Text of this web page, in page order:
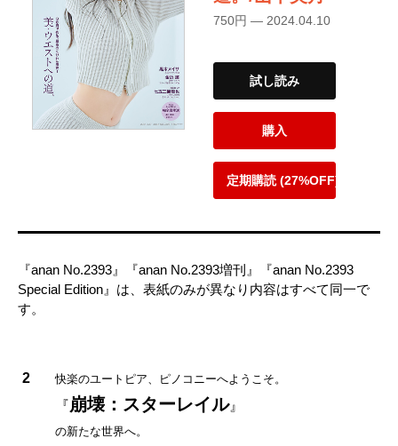
750円 — 2024.04.10
試し読み
購入
定期購読 (27%OFF)
『anan No.2393』『anan No.2393増刊』『anan No.2393
Special Edition』は、表紙のみが異なり内容はすべて同一で
す。
2 快楽のユートピア、ピノコニーへようこそ。
『崩壊：スターレイル』
の新たな世界へ。